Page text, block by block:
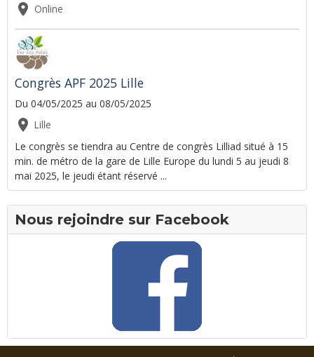
Online
Congrès APF 2025 Lille
Du 04/05/2025 au 08/05/2025
Lille
Le congrès se tiendra au Centre de congrès Lilliad situé à 15
min. de métro de la gare de Lille Europe du lundi 5 au jeudi 8
mai 2025, le jeudi étant réservé ...
Nous rejoindre sur Facebook